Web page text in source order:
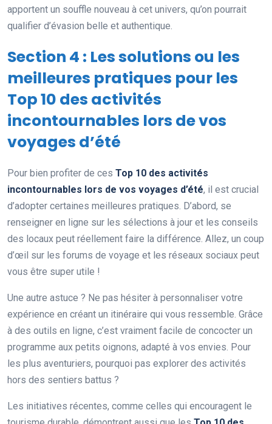
apportent un souffle nouveau à cet univers, qu’on pourrait
qualifier d’évasion belle et authentique.
Section 4 : Les solutions ou les
meilleures pratiques pour les
Top 10 des activités
incontournables lors de vos
voyages d’été
Pour bien profiter de ces Top 10 des activités
incontournables lors de vos voyages d’été, il est crucial
d’adopter certaines meilleures pratiques. D’abord, se
renseigner en ligne sur les sélections à jour et les conseils
des locaux peut réellement faire la différence. Allez, un coup
d’œil sur les forums de voyage et les réseaux sociaux peut
vous être super utile !
Une autre astuce ? Ne pas hésiter à personnaliser votre
expérience en créant un itinéraire qui vous ressemble. Grâce
à des outils en ligne, c’est vraiment facile de concocter un
programme aux petits oignons, adapté à vos envies. Pour
les plus aventuriers, pourquoi pas explorer des activités
hors des sentiers battus ?
Les initiatives récentes, comme celles qui encouragent le